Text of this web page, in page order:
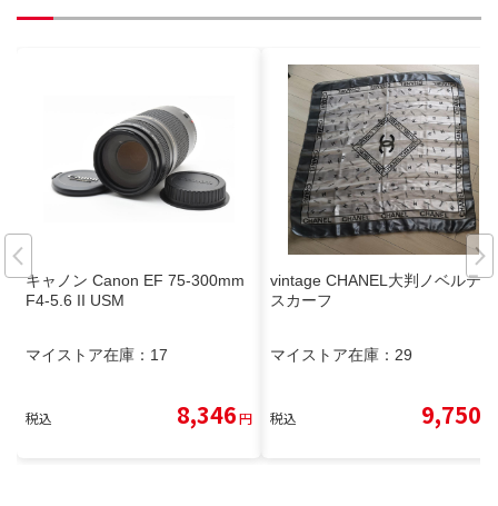
キャノン Canon EF 75-300mm
F4-5.6 II USM
マイストア在庫： 17
税込 8,346円
vintage CHANEL大判ノベルティ
スカーフ
マイストア在庫： 29
税込 9,750